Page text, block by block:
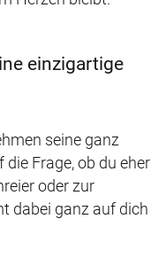
einzigartige
seine ganz
Frage, ob du eher
oder zur
dabei ganz auf dich